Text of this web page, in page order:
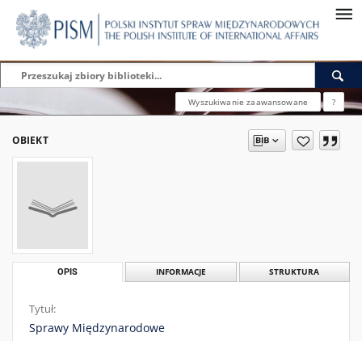
Wyszukiwanie zaawansowane ?
OBIEKT
OPIS INFORMACJE STRUKTURA
Tytuł:
Sprawy Międzynarodowe